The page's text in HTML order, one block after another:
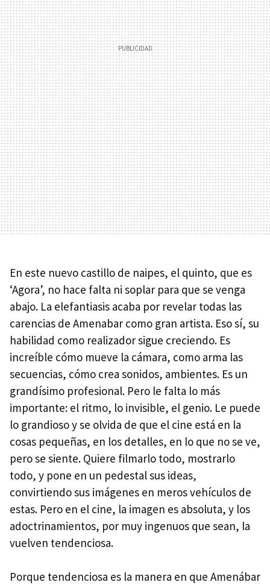
En este nuevo castillo de naipes, el quinto, que es
‘Agora’, no hace falta ni soplar para que se venga
abajo. La elefantiasis acaba por revelar todas las
carencias de Amenabar como gran artista. Eso sí, su
habilidad como realizador sigue creciendo. Es
increíble cómo mueve la cámara, como arma las
secuencias, cómo crea sonidos, ambientes. Es un
grandísimo profesional. Pero le falta lo más
importante: el ritmo, lo invisible, el genio. Le puede
lo grandioso y se olvida de que el cine está en la
cosas pequeñas, en los detalles, en lo que no se ve,
pero se siente. Quiere filmarlo todo, mostrarlo
todo, y pone en un pedestal sus ideas,
convirtiendo sus imágenes en meros vehículos de
estas. Pero en el cine, la imagen es absoluta, y los
adoctrinamientos, por muy ingenuos que sean, la
vuelven tendenciosa.
Porque tendenciosa es la manera en que Amenábar